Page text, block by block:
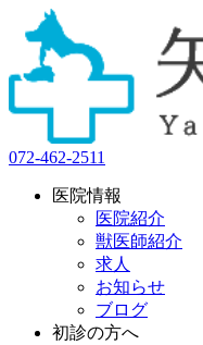
072-462-2511
医院情報
医院紹介
獣医師紹介
求人
お知らせ
ブログ
初診の方へ